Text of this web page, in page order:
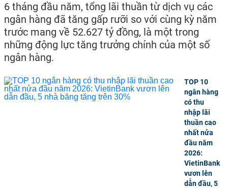
6 tháng đầu năm, tổng lãi thuần từ dịch vụ các
ngân hàng đã tăng gấp rưỡi so với cùng kỳ năm
trước mang về 52.627 tỷ đồng, là một trong
những động lực tăng trưởng chính của một số
ngân hàng.
TOP 10
ngân hàng
có thu
nhập lãi
thuần cao
nhất nửa
đầu năm
2026:
VietinBank
vươn lên
dẫn đầu, 5